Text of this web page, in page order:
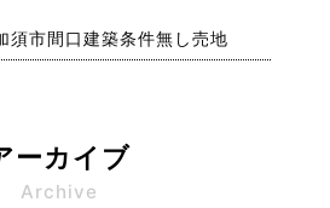
須市間口建築条件無し売地
ーカイブ
Archive